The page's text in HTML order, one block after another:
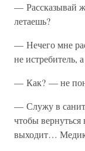
— Рассказывай
летаешь?
— Нечего мне
не истребитель,
— Как? — не
— Служу в
чтобы вернуться
выходит…